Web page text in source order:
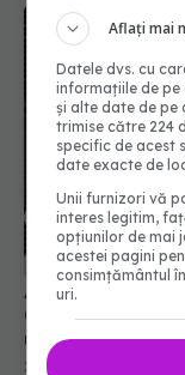
A fost infectat
Cazul lui a uimit
unor variante
22 apr 2024, 08:51
Aflați mai
Datele dvs. cu
informațiile de
și alte date de
trimise către 224
specific de acest
date exacte de
Unii furnizori vă
interes legitim,
opțiunilor de mai
acestei pagini
consimțământul
uri.